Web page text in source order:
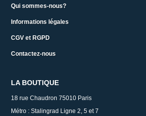
Qui sommes-nous?
Informations légales
CGV et RGPD
Contactez-nous
LA BOUTIQUE
18 rue Chaudron 75010 Paris
Métro : Stalingrad Ligne 2, 5 et 7